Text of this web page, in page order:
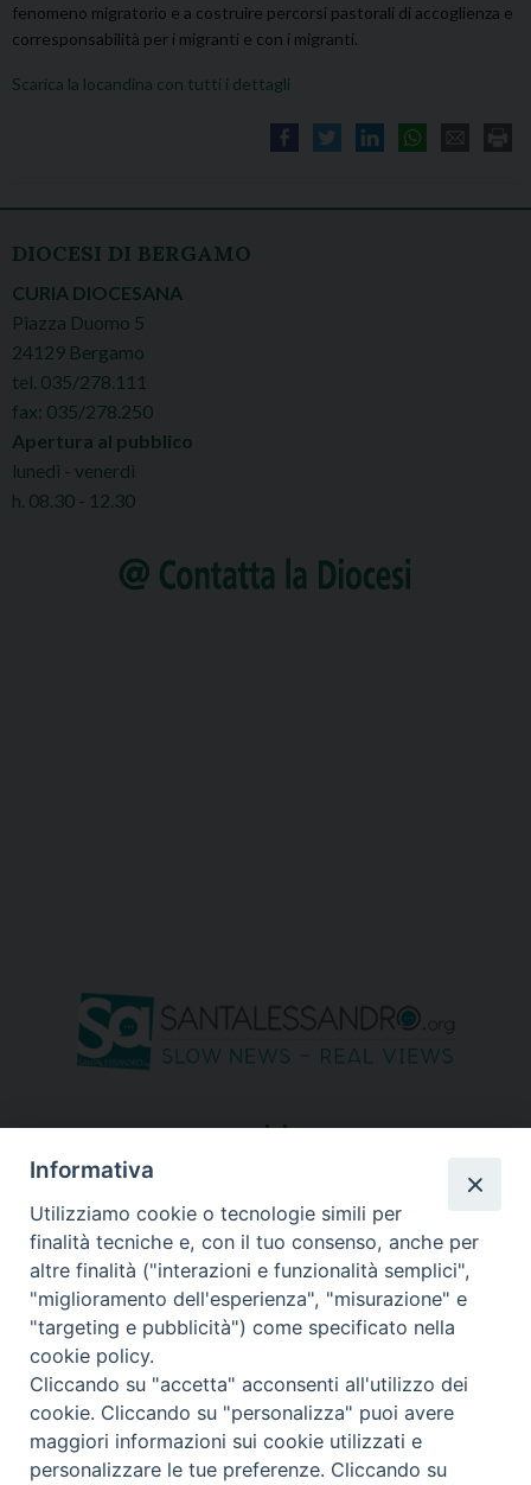
fenomeno migratorio e a costruire percorsi pastorali di accoglienza e
corresponsabilità per i migranti e con i migranti.
Scarica la locandina con tutti i dettagli
DIOCESI DI BERGAMO
CURIA DIOCESANA
Piazza Duomo 5
24129 Bergamo
tel. 035/278.111
fax: 035/278.250
Apertura al pubblico
lunedì - venerdì
h. 08.30 - 12.30
seguici su
Informativa
Utilizziamo cookie o tecnologie simili per
finalità tecniche e, con il tuo consenso, anche per
altre finalità ("interazioni e funzionalità semplici",
"miglioramento dell'esperienza", "misurazione" e
"targeting e pubblicità") come specificato nella
cookie policy.
Cliccando su "accetta" acconsenti all'utilizzo dei
cookie. Cliccando su "personalizza" puoi avere
maggiori informazioni sui cookie utilizzati e
personalizzare le tue preferenze. Cliccando su